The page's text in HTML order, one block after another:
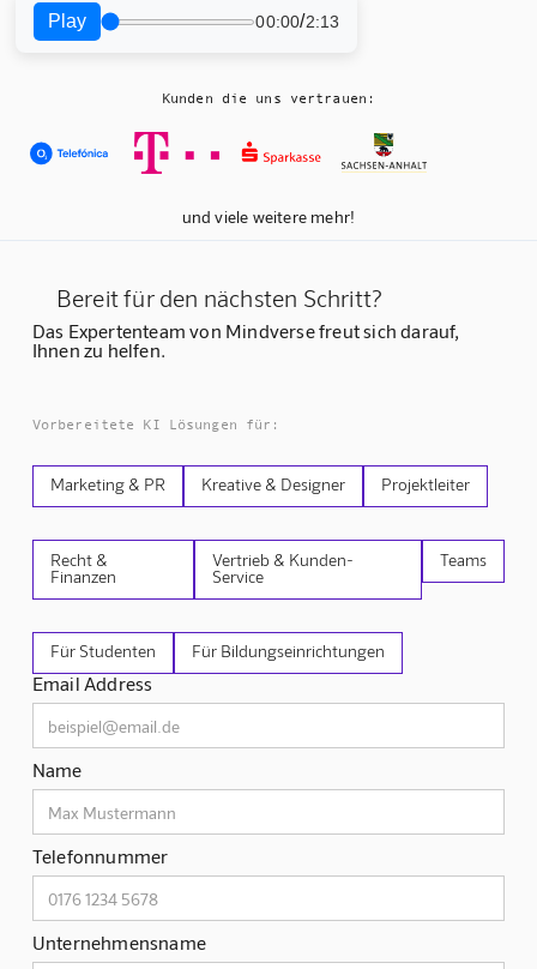
Play 00:00/2:13
Kunden die uns vertrauen:
und viele weitere mehr!
Bereit für den nächsten Schritt?
Das Expertenteam von Mindverse freut sich darauf,
Ihnen zu helfen.
Vorbereitete KI Lösungen für:
Marketing & PR Kreative & Designer Projektleiter
Recht &
Finanzen
Vertrieb & Kunden-
Service
Teams
Für Studenten Für Bildungseinrichtungen
Email Address
Name
Telefonnummer
Unternehmensname